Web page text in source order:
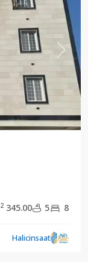
Next
8
5
345.00 m
2
Halicinsaatالمملكة
العربية